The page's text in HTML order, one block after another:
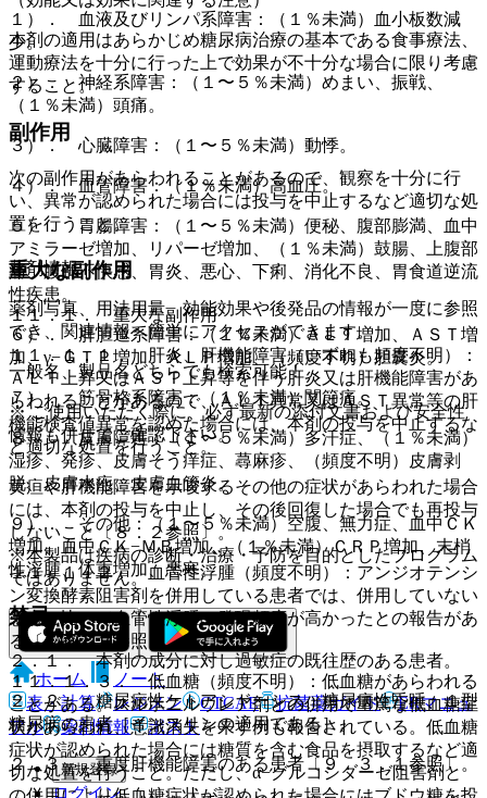
１）． 血液及びリンパ系障害：（１％未満）血小板数減
少。
２）． 神経系障害：（１〜５％未満）めまい、振戦、
（１％未満）頭痛。
３）． 心臓障害：（１〜５％未満）動悸。
４）． 血管障害：（１％未満）高血圧。
５）． 胃腸障害：（１〜５％未満）便秘、腹部膨満、血中
アミラーゼ増加、リパーゼ増加、（１％未満）鼓腸、上腹部
痛、腹部不快感、胃炎、悪心、下痢、消化不良、胃食道逆流
性疾患。
６）． 肝胆道系障害：（１％未満）ＡＬＴ増加、ＡＳＴ増
加、γ−ＧＴＰ増加、ＡＬＰ増加、（頻度不明）胆嚢炎。
７）． 筋骨格系障害：（１％未満）関節痛。
８）． 皮膚障害：（１〜５％未満）多汗症、（１％未満）
湿疹、発疹、皮膚そう痒症、蕁麻疹、（頻度不明）皮膚剥
脱、皮膚水疱、皮膚血管炎。
９）． その他：（１〜５％未満）空腹、無力症、血中ＣＫ
増加、血中ＣＫ−ＭＢ増加、（１％未満）ＣＲＰ増加、末梢
性浮腫、体重増加、悪寒。
禁忌
２．１． 本剤の成分に対し過敏症の既往歴のある患者。
２．２． 糖尿病性ケトアシドーシス、糖尿病性昏睡、１型
糖尿病の患者［インスリンの適用である］。
２．３． 重度肝機能障害のある患者〔９．３．１参照〕。
本剤の適用はあらかじめ糖尿病治療の基本である食事療法、
運動療法を十分に行った上で効果が不十分な場合に限り考慮
すること。
副作用
次の副作用があらわれることがあるので、観察を十分に行
い、異常が認められた場合には投与を中止するなど適切な処
置を行うこと。
重大な副作用
１１．１． 重大な副作用
１１．１．１． 肝炎、肝機能障害（いずれも頻度不明）：
ＡＬＴ上昇又はＡＳＴ上昇等を伴う肝炎又は肝機能障害があ
らわれることがあるので、ＡＬＴ異常又はＡＳＴ異常等の肝
機能検査値異常を認めた場合には、本剤の投与を中止するな
ど適切な処置を行うこと。
黄疸や肝機能障害を示唆するその他の症状があらわれた場合
には、本剤の投与を中止し、その後回復した場合でも再投与
しないこと〔８．２参照〕。
１１．１．２． 血管性浮腫（頻度不明）：アンジオテンシ
ン変換酵素阻害剤を併用している患者では、併用していない
患者に比べて血管性浮腫の発現頻度が高かったとの報告があ
る〔１０．２参照〕。
１１．１．３． 低血糖（頻度不明）：低血糖があらわれる
ことがある。スルホニルウレア剤との併用で重篤な低血糖症
状があらわれ、意識消失を来す例も報告されている。低血糖
症状が認められた場合には糖質を含む食品を摂取するなど適
切な処置を行うこと。ただし、α−グルコシダーゼ阻害剤と
薬剤情報
薬剤写真、用法用量、効能効果や後発品の情報が一度に参照
でき、関連情報へ簡単にアクセスができます。
一般名、製品名どちらでも検索可能！
※ ご使用いただく際に、必ず最新の添付文書および安全性
情報も併せてご確認下さい。
※本製品は疾病の診断・治療・予防を目的としたプログラム
ではありません。
ホーム
ノート
表・計算
レジメン CTCAE 抗菌薬ガイド
ERマニュ
アル
薬剤情報 ポスト
新規登録
ログイン